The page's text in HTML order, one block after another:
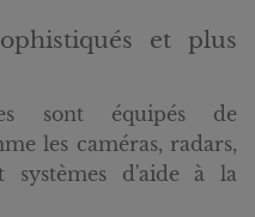
et plus
sont équipés de
les caméras, radars,
systèmes d'aide à la